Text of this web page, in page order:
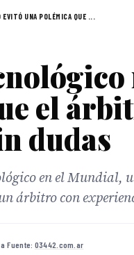
EVITÓ UNA POLÉMICA QUE ...
el
dudas
en el Mundial,
árbitro con
·Fuente: 03442.com.ar